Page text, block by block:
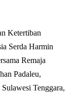
Ketertiban
Serda Harmin
Remaja
Padaleu,
Tenggara,